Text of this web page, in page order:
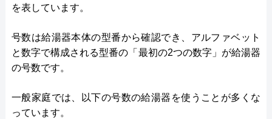
を表しています。
号数は給湯器本体の型番から確認でき、アルファベット
と数字で構成される型番の「最初の2つの数字」が給湯器
の号数です。
一般家庭では、以下の号数の給湯器を使うことが多くな
っています。